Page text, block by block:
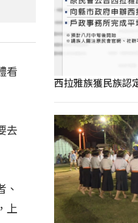
看
去
、
上
西拉雅族獲民族認